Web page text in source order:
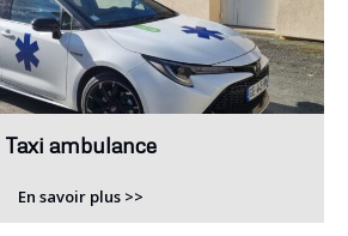
Taxi ambulance
En savoir plus >>